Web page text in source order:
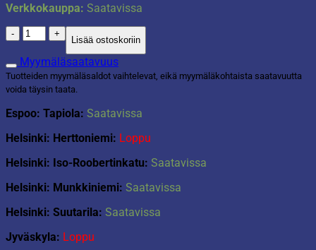
Verkkokauppa: Saatavissa
Original
tyyny
50x60cm
määrä
Lisää ostoskoriin
Myymäläsaatavuus
Tuotteiden myymäläsaldot vaihtelevat, eikä myymäläkohtaista saatavuutta
voida täysin taata.
Espoo: Tapiola: Saatavissa
Helsinki: Herttoniemi: Loppu
Helsinki: Iso-Roobertinkatu: Saatavissa
Helsinki: Munkkiniemi: Saatavissa
Helsinki: Suutarila: Saatavissa
Jyväskyla: Loppu